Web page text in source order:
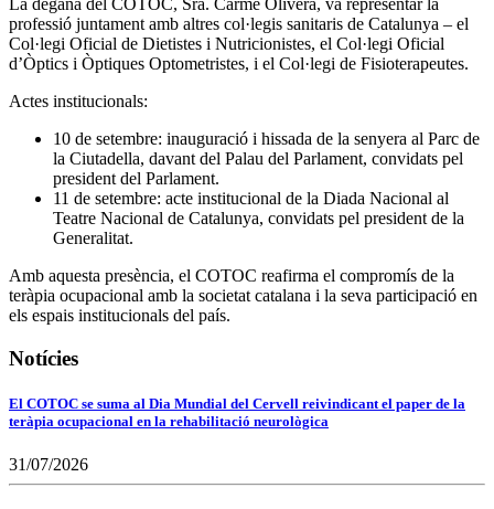
La degana del COTOC, Sra. Carme Olivera, va representar la
professió juntament amb altres col·legis sanitaris de Catalunya – el
Col·legi Oficial de Dietistes i Nutricionistes, el Col·legi Oficial
d’Òptics i Òptiques Optometristes, i el Col·legi de Fisioterapeutes.
Actes institucionals:
10 de setembre: inauguració i hissada de la senyera al Parc de
la Ciutadella, davant del Palau del Parlament, convidats pel
president del Parlament.
11 de setembre: acte institucional de la Diada Nacional al
Teatre Nacional de Catalunya, convidats pel president de la
Generalitat.
Amb aquesta presència, el COTOC reafirma el compromís de la
teràpia ocupacional amb la societat catalana i la seva participació en
els espais institucionals del país.
Notícies
El COTOC se suma al Dia Mundial del Cervell reivindicant el paper de la
teràpia ocupacional en la rehabilitació neurològica
31/07/2026